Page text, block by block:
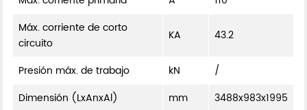
Máx. corriente de corto
circuito
KA 43.2
Presión máx. de trabajo kN
/
Dimensión (LxAnxAl)
mm 3488x983x1995